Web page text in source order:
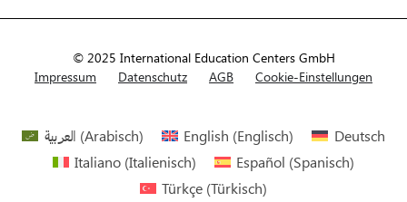
© 2025 International Education Centers GmbH
Impressum
Datenschutz AGB Cookie-Einstellungen
العربية (Arabisch) English (Englisch)
Deutsch
Italiano (Italienisch) Español (Spanisch)
Türkçe (Türkisch)